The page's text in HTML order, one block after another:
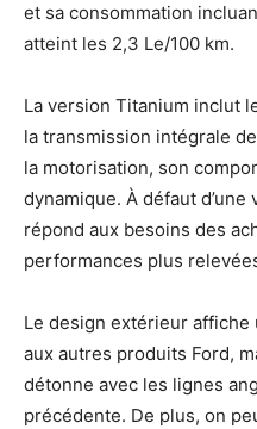
et sa consommation
atteint les 2,3 Le/100 km.
La version Titanium inclut
la transmission intégrale
la motorisation, son
dynamique. À défaut
répond aux besoins des
performances plus
Le design extérieur
aux autres produits Ford,
détonne avec les lignes
précédente. De plus, on